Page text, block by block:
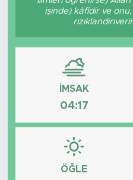
işinde) kâfîdir ve
İMSAK
04:17
ÖĞLE
Söyleşi
Foto Şaka
Teknoloji
Politika